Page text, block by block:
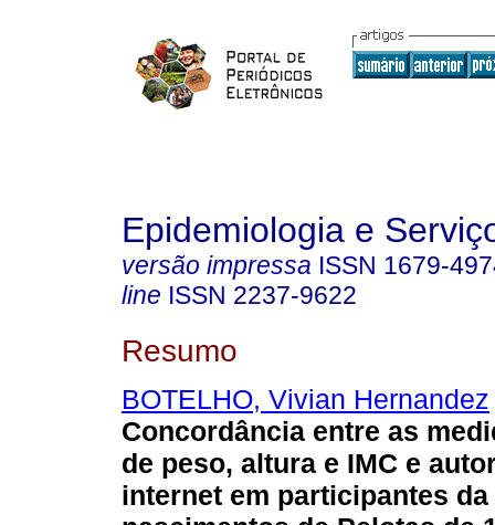
Epidemiologia e
versão impressa ISSN 1679-
line ISSN 2237-9622
Resumo
BOTELHO, Vivian Hernandez
Concordância entre as
de peso, altura e IMC e
internet em participantes